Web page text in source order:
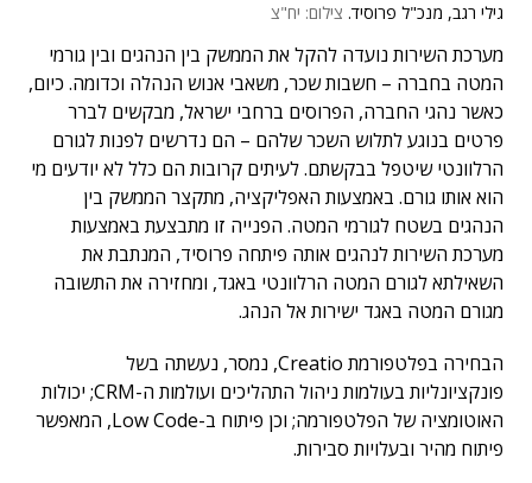
גילי רגב, מנכ"ל פרוסיד. צילום: יח"צ
מערכת השירות נועדה להקל את הממשק בין הנהגים ובין גורמי
המטה בחברה – חשבות שכר, משאבי אנוש הנהלה וכדומה. כיום,
כאשר נהגי החברה, הפרוסים ברחבי ישראל, מבקשים לברר
פרטים בנוגע לתלוש השכר שלהם – הם נדרשים לפנות לגורם
הרלוונטי שיטפל בבקשתם. לעיתים קרובות הם כלל לא יודעים מי
הוא אותו גורם. באמצעות האפליקציה, מתקצר הממשק בין
הנהגים בשטח לגורמי המטה. הפנייה זו מתבצעת באמצעות
מערכת השירות לנהגים אותה פיתחה פרוסיד, המנתבת את
השאילתא לגורם המטה הרלוונטי באגד, ומחזירה את התשובה
מגורם המטה באגד ישירות אל הנהג.
הבחירה בפלטפורמת Creatio, נמסר, נעשתה בשל
פונקציונליות בעולמות ניהול התהליכים ועולמות ה-CRM; יכולות
האוטומציה של הפלטפורמה; וכן פיתוח ב-Low Code, המאפשר
פיתוח מהיר ובעלויות סבירות.